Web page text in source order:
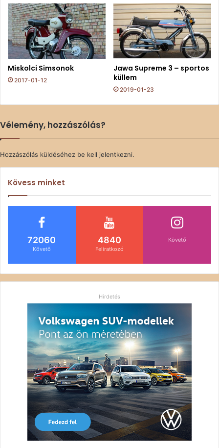
Miskolci Simsonok
2017-01-12
Jawa Supreme 3 – sportos
küllem
2019-01-23
Vélemény, hozzászólás?
Hozzászólás küldéséhez be kell jelentkezni.
Kövess minket
72060
Követő
4840
Feliratkozó
Követő
Hirdetés